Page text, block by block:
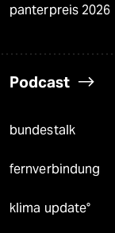
panterpreis 2026
Podcast
bundestalk
fernverbindung
klima update°